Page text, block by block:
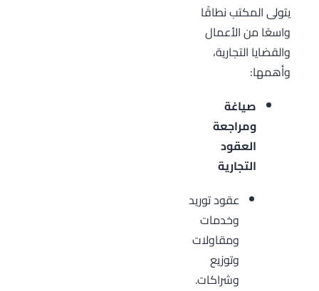
يتولى المكتب نطاقًا
واسعًا من الأعمال
والقضايا التجارية،
وأهمها:
صياغة
ومراجعة
العقود
التجارية
عقود توريد
وخدمات
ومقاولات
وتوزيع
وشراكات.